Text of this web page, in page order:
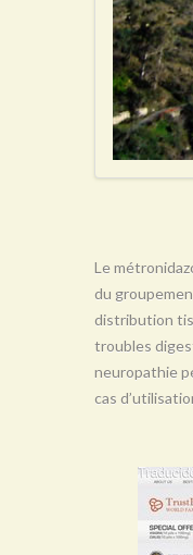
Le
du
distribution
troubles
neuropathie
cas